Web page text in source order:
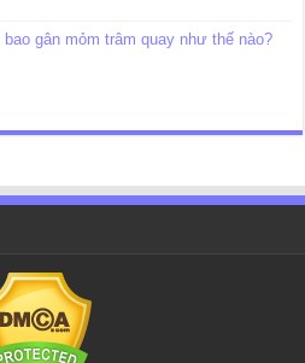
gân mỏm trâm quay như thế nào?